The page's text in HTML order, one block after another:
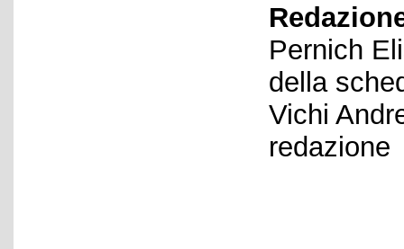
Pernich
della
Vichi
redazione